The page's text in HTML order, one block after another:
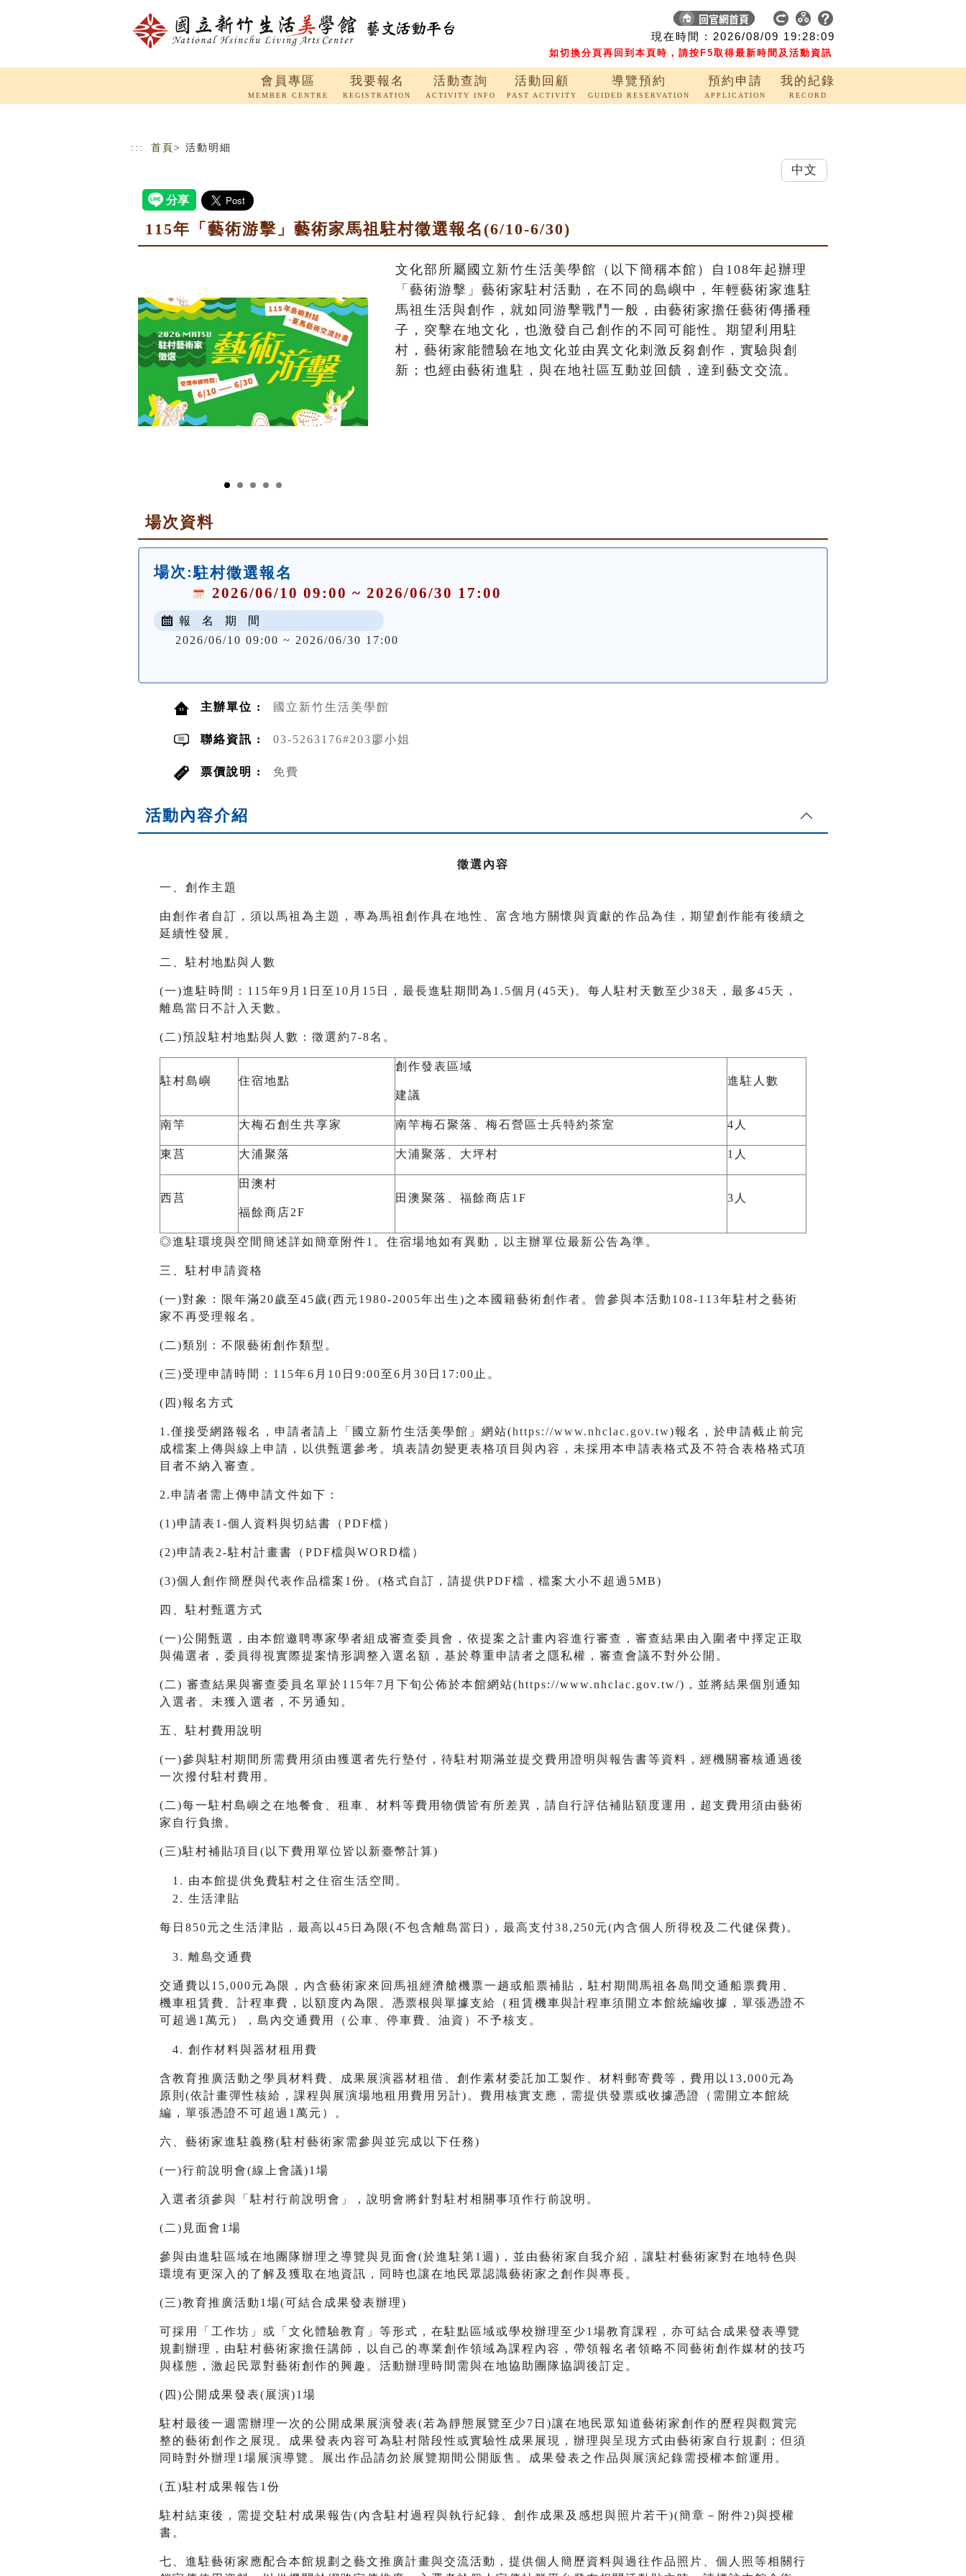
現在時間 : 2026/08/09 19:28:09
如切換分頁再回到本頁時，請按F5取得最新時間及活動資訊
會員專區
MEMBER CENTRE
我要報名
REGISTRATION
活動查詢
ACTIVITY INFO
活動回顧
PAST ACTIVITY
導覽預約
GUIDED RESERVATION
預約申請
APPLICATION
我的紀錄
RECORD
::: 首頁 > 活動明細
115年「藝術游擊」藝術家馬祖駐村徵選報名(6/10-6/30)
文化部所屬國立新竹生活美學館（以下簡稱本館）自108年起辦理
「藝術游擊」藝術家駐村活動，在不同的島嶼中，年輕藝術家進駐
馬祖生活與創作，就如同游擊戰鬥一般，由藝術家擔任藝術傳播種
子，突擊在地文化，也激發自己創作的不同可能性。期望利用駐
村，藝術家能體驗在地文化並由異文化刺激反芻創作，實驗與創
新；也經由藝術進駐，與在地社區互動並回饋，達到藝文交流。
場次資料
場次:駐村徵選報名
2026/06/10 09:00 ~ 2026/06/30 17:00
報 名 期 間
2026/06/10 09:00 ~ 2026/06/30 17:00
主辦單位 : 國立新竹生活美學館
聯絡資訊 : 03-5263176#203廖小姐
票價說明 : 免費
活動內容介紹
徵選內容
一、創作主題
由創作者自訂，須以馬祖為主題，專為馬祖創作具在地性、富含地方關懷與貢獻的作品為佳，期望創作能有後續之
延續性發展。
二、駐村地點與人數
(一)進駐時間：115年9月1日至10月15日，最長進駐期間為1.5個月(45天)。每人駐村天數至少38天，最多45天，
離島當日不計入天數。
(二)預設駐村地點與人數：徵選約7-8名。
駐村島嶼 住宿地點
創作發表區域
建議
進駐人數
南竿 大梅石創生共享家 南竿梅石聚落、梅石營區士兵特約茶室 4人
東莒 大浦聚落 大浦聚落、大坪村 1人
西莒
田澳村
福餘商店2F
田澳聚落、福餘商店1F 3人
◎進駐環境與空間簡述詳如簡章附件1。住宿場地如有異動，以主辦單位最新公告為準。
三、駐村申請資格
(一)對象：限年滿20歲至45歲(西元1980-2005年出生)之本國籍藝術創作者。曾參與本活動108-113年駐村之藝術
家不再受理報名。
(二)類別：不限藝術創作類型。
(三)受理申請時間：115年6月10日9:00至6月30日17:00止。
(四)報名方式
1.僅接受網路報名，申請者請上「國立新竹生活美學館」網站(https://www.nhclac.gov.tw)報名，於申請截止前完
成檔案上傳與線上申請，以供甄選參考。填表請勿變更表格項目與內容，未採用本申請表格式及不符合表格格式項
目者不納入審查。
2.申請者需上傳申請文件如下：
(1)申請表1-個人資料與切結書（PDF檔）
(2)申請表2-駐村計畫書（PDF檔與WORD檔）
(3)個人創作簡歷與代表作品檔案1份。(格式自訂，請提供PDF檔，檔案大小不超過5MB)
四、駐村甄選方式
(一)公開甄選，由本館邀聘專家學者組成審查委員會，依提案之計畫內容進行審查，審查結果由入圍者中擇定正取
與備選者，委員得視實際提案情形調整入選名額，基於尊重申請者之隱私權，審查會議不對外公開。
(二) 審查結果與審查委員名單於115年7月下旬公佈於本館網站(https://www.nhclac.gov.tw/)，並將結果個別通知
入選者。未獲入選者，不另通知。
五、駐村費用說明
(一)參與駐村期間所需費用須由獲選者先行墊付，待駐村期滿並提交費用證明與報告書等資料，經機關審核通過後
一次撥付駐村費用。
(二)每一駐村島嶼之在地餐食、租車、材料等費用物價皆有所差異，請自行評估補貼額度運用，超支費用須由藝術
家自行負擔。
(三)駐村補貼項目(以下費用單位皆以新臺幣計算)
由本館提供免費駐村之住宿生活空間。
生活津貼
每日850元之生活津貼，最高以45日為限(不包含離島當日)，最高支付38,250元(內含個人所得稅及二代健保費)。
離島交通費
交通費以15,000元為限，內含藝術家來回馬祖經濟艙機票一趟或船票補貼，駐村期間馬祖各島間交通船票費用、
機車租賃費、計程車費，以額度內為限。憑票根與單據支給（租賃機車與計程車須開立本館統編收據，單張憑證不
可超過1萬元），島內交通費用（公車、停車費、油資）不予核支。
創作材料與器材租用費
含教育推廣活動之學員材料費、成果展演器材租借、創作素材委託加工製作、材料郵寄費等，費用以13,000元為
原則(依計畫彈性核給，課程與展演場地租用費用另計)。費用核實支應，需提供發票或收據憑證（需開立本館統
編，單張憑證不可超過1萬元）。
六、藝術家進駐義務(駐村藝術家需參與並完成以下任務)
(一)行前說明會(線上會議)1場
入選者須參與「駐村行前說明會」，說明會將針對駐村相關事項作行前說明。
(二)見面會1場
參與由進駐區域在地團隊辦理之導覽與見面會(於進駐第1週)，並由藝術家自我介紹，讓駐村藝術家對在地特色與
環境有更深入的了解及獲取在地資訊，同時也讓在地民眾認識藝術家之創作與專長。
(三)教育推廣活動1場(可結合成果發表辦理)
可採用「工作坊」或「文化體驗教育」等形式，在駐點區域或學校辦理至少1場教育課程，亦可結合成果發表導覽
規劃辦理，由駐村藝術家擔任講師，以自己的專業創作領域為課程內容，帶領報名者領略不同藝術創作媒材的技巧
與樣態，激起民眾對藝術創作的興趣。活動辦理時間需與在地協助團隊協調後訂定。
(四)公開成果發表(展演)1場
駐村最後一週需辦理一次的公開成果展演發表(若為靜態展覽至少7日)讓在地民眾知道藝術家創作的歷程與觀賞完
整的藝術創作之展現。成果發表內容可為駐村階段性或實驗性成果展現，辦理與呈現方式由藝術家自行規劃；但須
同時對外辦理1場展演導覽。展出作品請勿於展覽期間公開販售。成果發表之作品與展演紀錄需授權本館運用。
(五)駐村成果報告1份
駐村結束後，需提交駐村成果報告(內含駐村過程與執行紀錄、創作成果及感想與照片若干)(簡章－附件2)與授權
書。
七、進駐藝術家應配合本館規劃之藝文推廣計畫與交流活動，提供個人簡歷資料與過往作品照片、個人照等相關行